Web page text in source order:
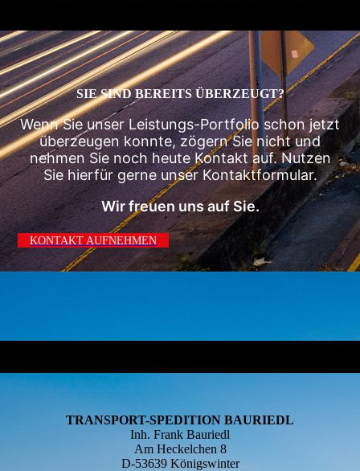
SIE SIND BEREITS ÜBERZEUGT?
Wenn Sie unser Leistungs-Portfolio schon jetzt
überzeugen konnte, zögern Sie nicht und
nehmen Sie noch heute Kontakt auf. Nutzen
Sie hierfür gerne unser Kontaktformular.
Wir freuen uns auf Sie.
KONTAKT AUFNEHMEN
TRANSPORT-SPEDITION BAURIEDL
Inh. Frank Bauriedl
Am Heckelchen 8
D-53639 Königswinter